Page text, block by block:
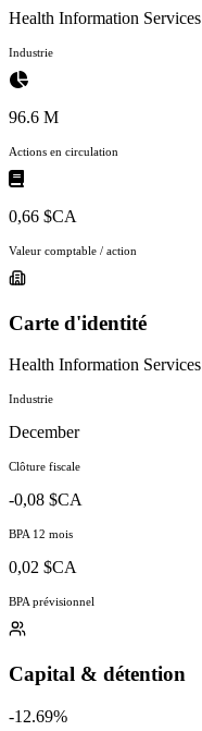
Health Information Services
Industrie
96.6 M
Actions en circulation
0,66 $CA
Valeur comptable / action
Carte d'identité
Health Information Services
Industrie
December
Clôture fiscale
-0,08 $CA
BPA 12 mois
0,02 $CA
BPA prévisionnel
Capital & détention
-12.69%